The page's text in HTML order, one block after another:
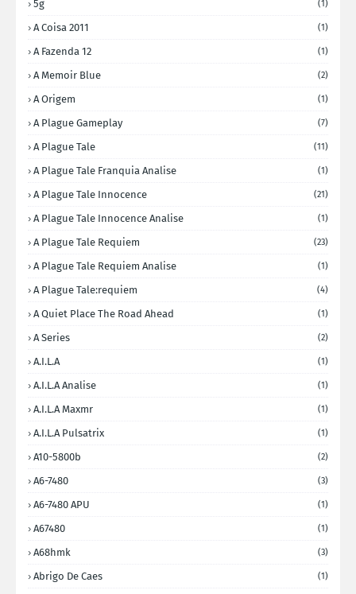
5g (1)
A Coisa 2011 (1)
A Fazenda 12 (1)
A Memoir Blue (2)
A Origem (1)
A Plague Gameplay (7)
A Plague Tale (11)
A Plague Tale Franquia Analise (1)
A Plague Tale Innocence (21)
A Plague Tale Innocence Analise (1)
A Plague Tale Requiem (23)
A Plague Tale Requiem Analise (1)
A Plague Tale:requiem (4)
A Quiet Place The Road Ahead (1)
A Series (2)
A.I.L.A (1)
A.I.L.A Analise (1)
A.I.L.A Maxmr (1)
A.I.L.A Pulsatrix (1)
A10-5800b (2)
A6-7480 (3)
A6-7480 APU (1)
A67480 (1)
A68hmk (3)
Abrigo De Caes (1)